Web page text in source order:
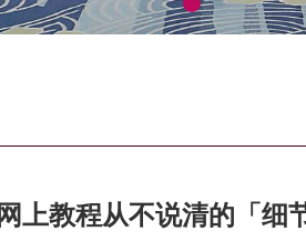
网上教程从不说清的「细